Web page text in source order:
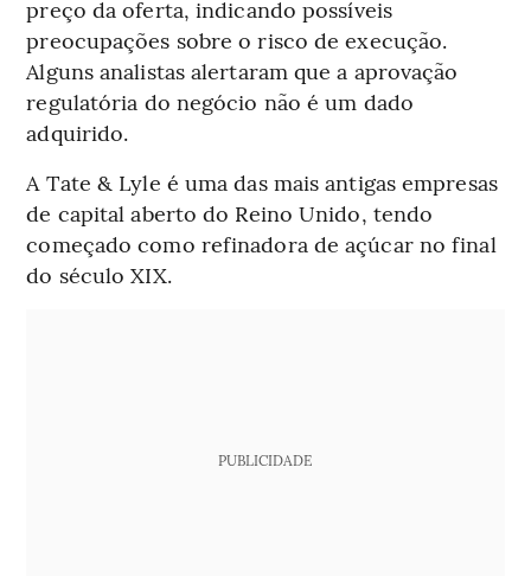
preço da oferta, indicando possíveis
preocupações sobre o risco de execução.
Alguns analistas alertaram que a aprovação
regulatória do negócio não é um dado
adquirido.
A Tate & Lyle é uma das mais antigas empresas
de capital aberto do Reino Unido, tendo
começado como refinadora de açúcar no final
do século XIX.
PUBLICIDADE